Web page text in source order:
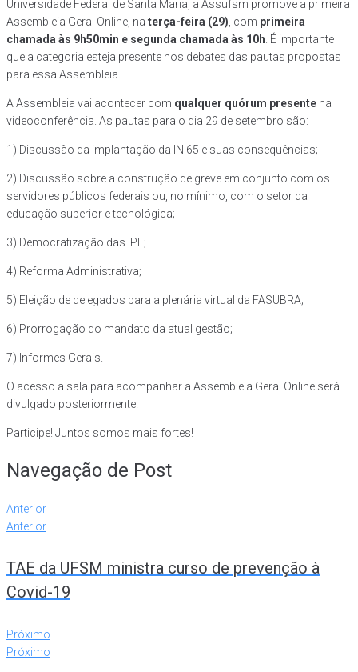
Universidade Federal de Santa Maria, a Assufsm promove a primeira
Assembleia Geral Online, na terça-feira (29) , com primeira
chamada às 9h50min e segunda chamada às 10h . É importante
que a categoria esteja presente nos debates das pautas propostas
para essa Assembleia.
A Assembleia vai acontecer com qualquer quórum presente na
videoconferência. As pautas para o dia 29 de setembro são:
1) Discussão da implantação da IN 65 e suas consequências;
2) Discussão sobre a construção de greve em conjunto com os
servidores públicos federais ou, no mínimo, com o setor da
educação superior e tecnológica;
3) Democratização das IPE;
4) Reforma Administrativa;
5) Eleição de delegados para a plenária virtual da FASUBRA;
6) Prorrogação do mandato da atual gestão;
7) Informes Gerais.
O acesso a sala para acompanhar a Assembleia Geral Online será
divulgado posteriormente.
Participe! Juntos somos mais fortes!
Navegação de Post
Anterior
Anterior
TAE da UFSM ministra curso de prevenção à
Covid-19
Próximo
Próximo